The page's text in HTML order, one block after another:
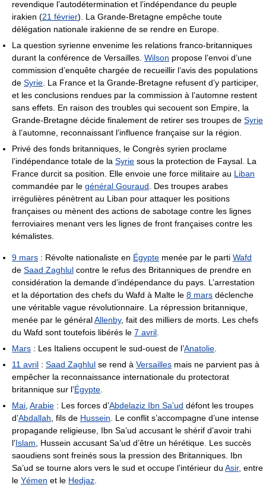
revendique l’autodétermination et l’indépendance du peuple
irakien (21 février). La Grande-Bretagne empêche toute
délégation nationale irakienne de se rendre en Europe.
La question syrienne envenime les relations franco-britanniques
durant la conférence de Versailles. Wilson propose l’envoi d’une
commission d’enquête chargée de recueillir l’avis des populations
de Syrie . La France et la Grande-Bretagne refusent d’y participer,
et les conclusions rendues par la commission à l’automne restent
sans effets. En raison des troubles qui secouent son Empire, la
Grande-Bretagne décide finalement de retirer ses troupes de Syrie
à l’automne, reconnaissant l’influence française sur la région.
Privé des fonds britanniques, le Congrès syrien proclame
l’indépendance totale de la Syrie sous la protection de Faysal. La
France durcit sa position. Elle envoie une force militaire au Liban
commandée par le général Gouraud . Des troupes arabes
irrégulières pénètrent au Liban pour attaquer les positions
françaises ou mènent des actions de sabotage contre les lignes
ferroviaires menant vers les lignes de front françaises contre les
kémalistes.
9 mars : Révolte nationaliste en Égypte menée par le parti Wafd
de Saad Zaghlul contre le refus des Britanniques de prendre en
considération la demande d’indépendance du pays. L’arrestation
et la déportation des chefs du Wafd à Malte le 8 mars déclenche
une véritable vague révolutionnaire. La répression britannique,
menée par le généralAllenby, fait des milliers de morts. Les chefs
du Wafd sont toutefois libérés le 7 avril
Mars : Les Italiens occupent le sud-ouest de l’Anatolie
11 avril : Saad Zaghlul se rend à Versailles mais ne parvient pas à
empêcher la reconnaissance internationale du protectorat
britannique sur l’Égypte
Mai Arabie : Les forces d’Abdelaziz Ibn Sa'ud défont les troupes
d’Abdallah , fils de Hussein . Le conflit s’accompagne d’une intense
propagande religieuse, Ibn Sa’ud accusant le shérif d’avoir trahi
l’Islam , Hussein accusant Sa’ud d’être un hérétique. Les succès
saoudiens sont freinés sous la pression des Britanniques. Ibn
Sa’ud se tourne alors vers le sud et occupe l’intérieur du Asir, entre
le Yémen et le Hedjaz